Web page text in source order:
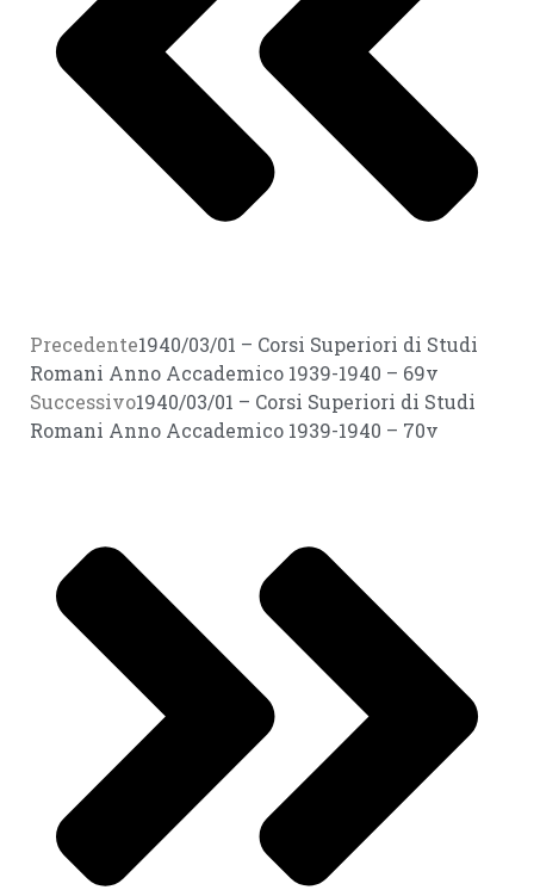
Precedente1940/03/01 – Corsi Superiori di Studi
Romani Anno Accademico 1939-1940 – 69v
Successivo1940/03/01 – Corsi Superiori di Studi
Romani Anno Accademico 1939-1940 – 70v